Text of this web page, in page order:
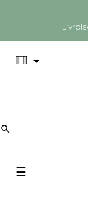


Basculer
☰